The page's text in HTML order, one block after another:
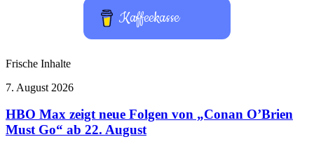
Kaffeekasse
Frische Inhalte
HBO
zeigt
neue
Folgen
7. August 2026
HBO Max zeigt neue Folgen von „Conan O’Brien
Must Go“ ab 22. August